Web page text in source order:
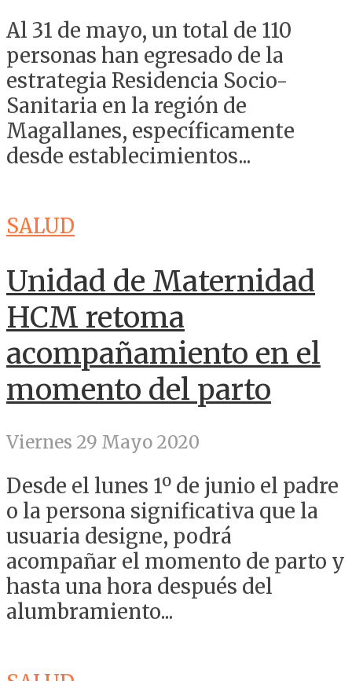
Al 31 de mayo, un total de 110
personas han egresado de la
estrategia Residencia Socio-
Sanitaria en la región de
Magallanes, específicamente
desde establecimientos...
SALUD
Unidad de Maternidad
HCM retoma
acompañamiento en el
momento del parto
Viernes 29 Mayo 2020
Desde el lunes 1º de junio el padre
o la persona significativa que la
usuaria designe, podrá
acompañar el momento de parto y
hasta una hora después del
alumbramiento...